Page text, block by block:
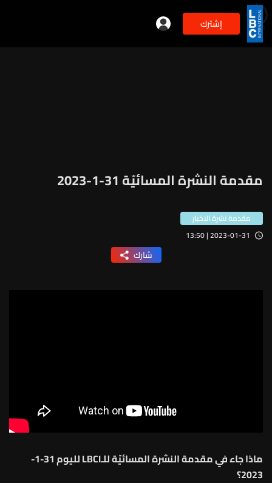
إشترك 3min
مقدمة النشرة المسائيّة 31-1-2023
مقدمة نشرة الاخبار
2023-01-31 | 13:50
شارك
ماذا جاء في مقدمة النشرة المسائيّة للـLBCI لليوم 31-1-
2023؟